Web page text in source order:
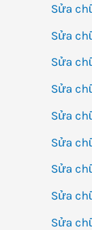
Sửa
Sửa
Sửa
Sửa
Sửa
Sửa
Sửa
Sửa
Sửa